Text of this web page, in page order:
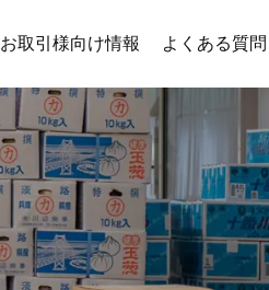
お取引様向け情報 よくある質問